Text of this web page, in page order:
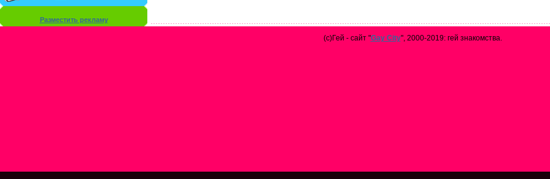
Разместить рекламу
(с)Гей - сайт "Gay City", 2000-2019: гей знакомства.